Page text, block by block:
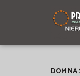
DOM NA